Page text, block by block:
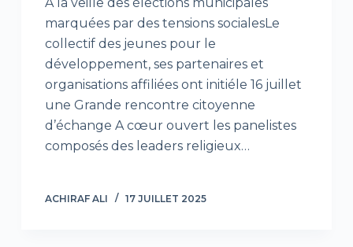
marquées par des tensions socialesLe
collectif des jeunes pour le
développement, ses partenaires et
organisations affiliées ont initiéle 16 juillet
une Grande rencontre citoyenne
d’échange A cœur ouvert les panelistes
composés des leaders religieux…
ACHIRAF ALI 17 JUILLET 2025